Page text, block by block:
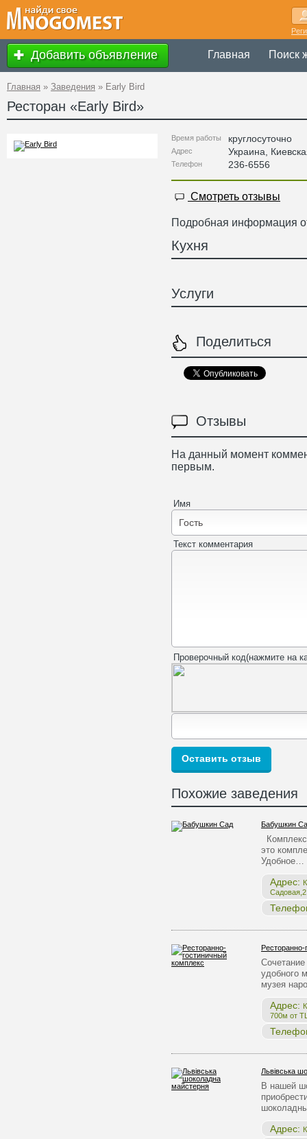
Добавить объявление Главная Поиск
Главная » Заведения » Early Bird
Ресторан «Early Bird»
Время работы круглосуточно
Адрес Украина
Телефон 236-6556
Смотреть отзывы
Подробная информация
Кухня
Услуги
Поделиться
Отзывы
На данный момент
первым.
Имя
Текст комментария
Проверочный код(нажмите на
Похожие заведения
Бабушкин
это
Удобное…
Адрес:
удобного
музея
Адрес:
700м от
Львівська
В нашей
Адрес: